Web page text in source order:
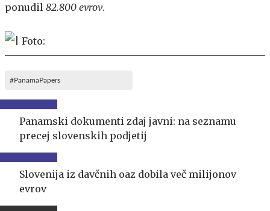
ponudil 82.800 evrov.
#PanamaPapers
Panamski dokumenti zdaj javni: na seznamu
precej slovenskih podjetij
Slovenija iz davčnih oaz dobila več milijonov
evrov